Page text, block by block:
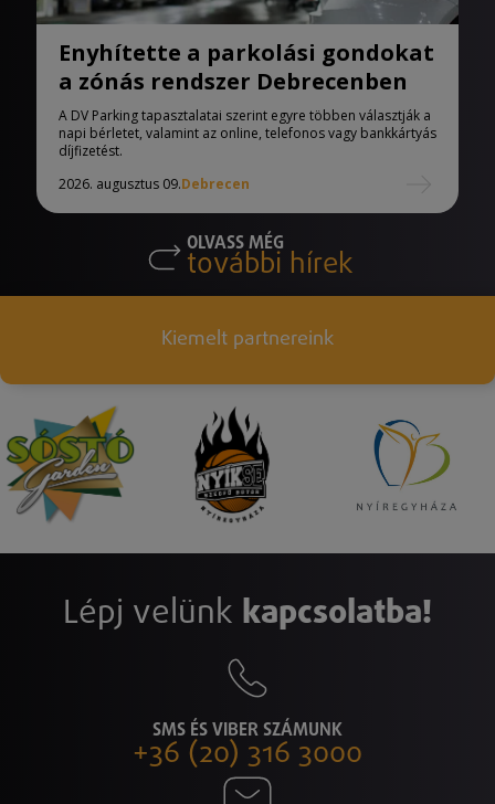
Enyhítette a parkolási gondokat
a zónás rendszer Debrecenben
A DV Parking tapasztalatai szerint egyre többen választják a
napi bérletet, valamint az online, telefonos vagy bankkártyás
díjfizetést.
2026. augusztus 09.Debrecen
OLVASS MÉG
további hírek
Kiemelt partnereink
Lépj velünk kapcsolatba!
SMS ÉS VIBER SZÁMUNK
+36 (20) 316 3000